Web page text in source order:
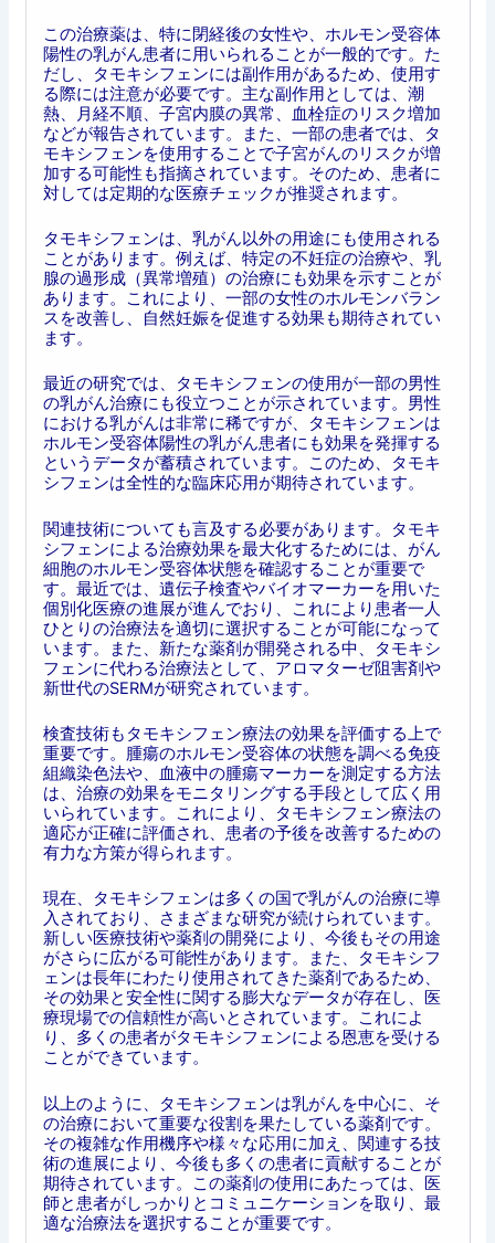
この治療薬は、特に閉経後の女性や、ホルモン受容体
陽性の乳がん患者に用いられることが一般的です。た
だし、タモキシフェンには副作用があるため、使用す
る際には注意が必要です。主な副作用としては、潮
熱、月経不順、子宮内膜の異常、血栓症のリスク増加
などが報告されています。また、一部の患者では、タ
モキシフェンを使用することで子宮がんのリスクが増
加する可能性も指摘されています。そのため、患者に
対しては定期的な医療チェックが推奨されます。
タモキシフェンは、乳がん以外の用途にも使用される
ことがあります。例えば、特定の不妊症の治療や、乳
腺の過形成（異常増殖）の治療にも効果を示すことが
あります。これにより、一部の女性のホルモンバラン
スを改善し、自然妊娠を促進する効果も期待されてい
ます。
最近の研究では、タモキシフェンの使用が一部の男性
の乳がん治療にも役立つことが示されています。男性
における乳がんは非常に稀ですが、タモキシフェンは
ホルモン受容体陽性の乳がん患者にも効果を発揮する
というデータが蓄積されています。このため、タモキ
シフェンは全性的な臨床応用が期待されています。
関連技術についても言及する必要があります。タモキ
シフェンによる治療効果を最大化するためには、がん
細胞のホルモン受容体状態を確認することが重要で
す。最近では、遺伝子検査やバイオマーカーを用いた
個別化医療の進展が進んでおり、これにより患者一人
ひとりの治療法を適切に選択することが可能になって
います。また、新たな薬剤が開発される中、タモキシ
フェンに代わる治療法として、アロマターゼ阻害剤や
新世代のSERMが研究されています。
検査技術もタモキシフェン療法の効果を評価する上で
重要です。腫瘍のホルモン受容体の状態を調べる免疫
組織染色法や、血液中の腫瘍マーカーを測定する方法
は、治療の効果をモニタリングする手段として広く用
いられています。これにより、タモキシフェン療法の
適応が正確に評価され、患者の予後を改善するための
有力な方策が得られます。
現在、タモキシフェンは多くの国で乳がんの治療に導
入されており、さまざまな研究が続けられています。
新しい医療技術や薬剤の開発により、今後もその用途
がさらに広がる可能性があります。また、タモキシフ
ェンは長年にわたり使用されてきた薬剤であるため、
その効果と安全性に関する膨大なデータが存在し、医
療現場での信頼性が高いとされています。これによ
り、多くの患者がタモキシフェンによる恩恵を受ける
ことができています。
以上のように、タモキシフェンは乳がんを中心に、そ
の治療において重要な役割を果たしている薬剤です。
その複雑な作用機序や様々な応用に加え、関連する技
術の進展により、今後も多くの患者に貢献することが
期待されています。この薬剤の使用にあたっては、医
師と患者がしっかりとコミュニケーションを取り、最
適な治療法を選択することが重要です。